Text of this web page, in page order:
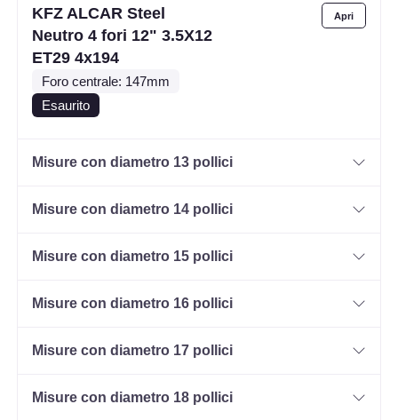
KFZ ALCAR Steel
Neutro 4 fori 12" 3.5X12
ET29 4x194
Foro centrale: 147mm
Esaurito
Misure con diametro 13 pollici
Misure con diametro 14 pollici
Misure con diametro 15 pollici
Misure con diametro 16 pollici
Misure con diametro 17 pollici
Misure con diametro 18 pollici